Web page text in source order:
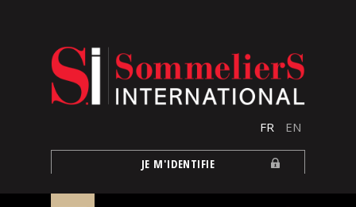
FR EN
JE M'IDENTIFIE